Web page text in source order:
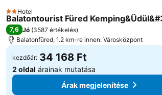
2 Kategória
Hotel
Balatontourist Füred
7,6 Jó (3587 értékelés)
Balatonfüred, 1.2 km-re innen: Városközpont
kezdőár: 34 168 Ft
2 oldal árainak mutatása
Árak megjelenítése